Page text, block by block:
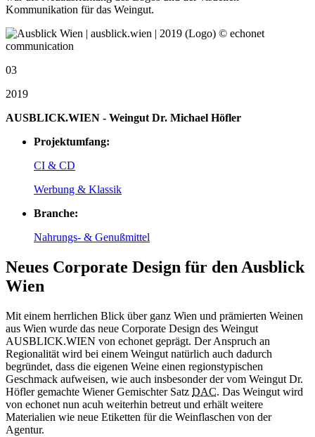
Kommunikation für das Weingut.
03
2019
AUSBLICK.WIEN - Weingut Dr. Michael Höfler
Projektumfang:
CI & CD
Werbung & Klassik
Branche:
Nahrungs- & Genußmittel
Neues Corporate Design für den Ausblick
Wien
Mit einem herrlichen Blick über ganz Wien und prämierten Weinen
aus Wien wurde das neue Corporate Design des Weingut
AUSBLICK.WIEN von echonet geprägt. Der Anspruch an
Regionalität wird bei einem Weingut natürlich auch dadurch
begründet, dass die eigenen Weine einen regionstypischen
Geschmack aufweisen, wie auch insbesonder der vom Weingut Dr.
Höfler gemachte Wiener Gemischter Satz DAC. Das Weingut wird
von echonet nun acuh weiterhin betreut und erhält weitere
Materialien wie neue Etiketten für die Weinflaschen von der
Agentur.